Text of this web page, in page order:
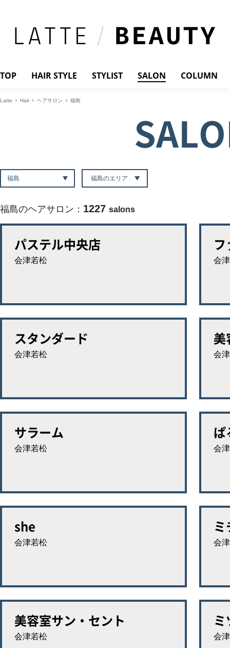
TOP HAIR STYLE STYLIST SALON COLUMN
Latte Hair ヘアサロン 福島
福島のエリア
福島のヘアサロン： 1227 salons
パステル中央店
会津若松 会
スタンダード
会津若松
美
会
サラーム
会津若松 会
she
会津若松 会
美容室サン・セント
会津若松 会